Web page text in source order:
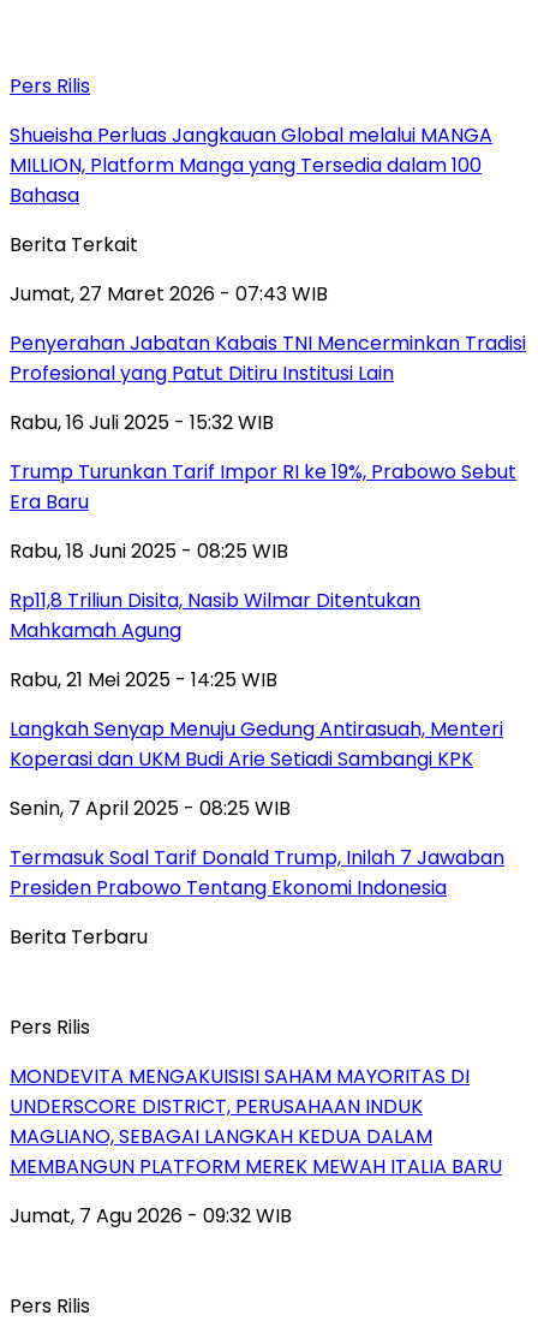
Pers Rilis
Shueisha Perluas Jangkauan Global melalui MANGA
MILLION, Platform Manga yang Tersedia dalam 100
Bahasa
Berita Terkait
Jumat, 27 Maret 2026 - 07:43 WIB
Penyerahan Jabatan Kabais TNI Mencerminkan Tradisi
Profesional yang Patut Ditiru Institusi Lain
Rabu, 16 Juli 2025 - 15:32 WIB
Trump Turunkan Tarif Impor RI ke 19%, Prabowo Sebut
Era Baru
Rabu, 18 Juni 2025 - 08:25 WIB
Rp11,8 Triliun Disita, Nasib Wilmar Ditentukan
Mahkamah Agung
Rabu, 21 Mei 2025 - 14:25 WIB
Langkah Senyap Menuju Gedung Antirasuah, Menteri
Koperasi dan UKM Budi Arie Setiadi Sambangi KPK
Senin, 7 April 2025 - 08:25 WIB
Termasuk Soal Tarif Donald Trump, Inilah 7 Jawaban
Presiden Prabowo Tentang Ekonomi Indonesia
Berita Terbaru
Pers Rilis
MONDEVITA MENGAKUISISI SAHAM MAYORITAS DI
UNDERSCORE DISTRICT, PERUSAHAAN INDUK
MAGLIANO, SEBAGAI LANGKAH KEDUA DALAM
MEMBANGUN PLATFORM MEREK MEWAH ITALIA BARU
Jumat, 7 Agu 2026 - 09:32 WIB
Pers Rilis